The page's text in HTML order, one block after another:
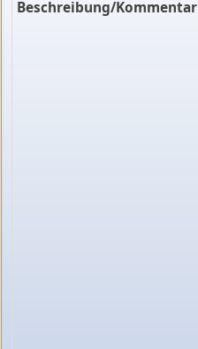
Beschreibung/Kommentar